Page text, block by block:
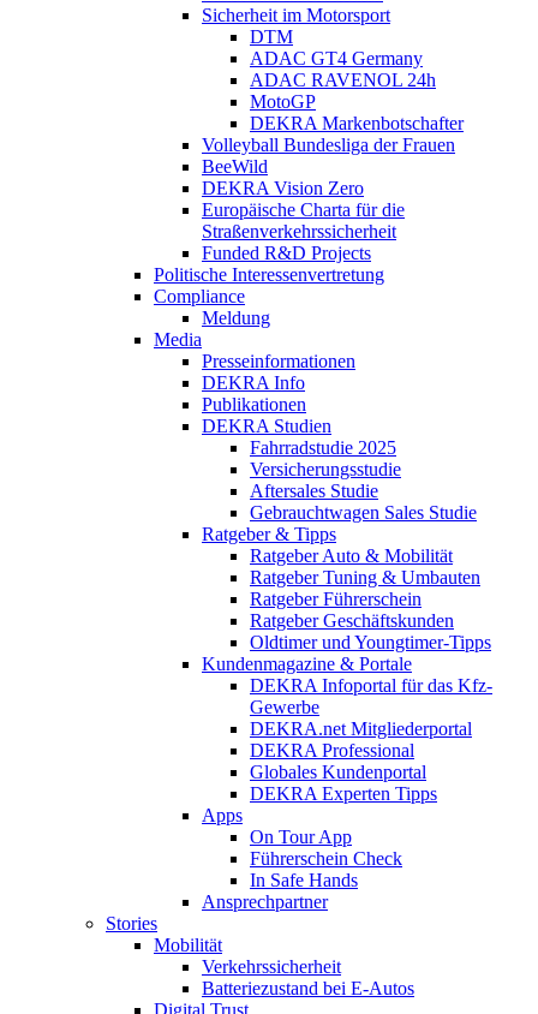
Sicherheit im Motorsport
DTM
ADAC GT4 Germany
ADAC RAVENOL 24h
MotoGP
DEKRA Markenbotschafter
Volleyball Bundesliga der Frauen
BeeWild
DEKRA Vision Zero
Europäische Charta für die
Straßenverkehrssicherheit
Funded R&D Projects
Politische Interessenvertretung
Compliance
Meldung
Media
Presseinformationen
DEKRA Info
Publikationen
DEKRA Studien
Fahrradstudie 2025
Versicherungsstudie
Aftersales Studie
Gebrauchtwagen Sales Studie
Ratgeber & Tipps
Ratgeber Auto & Mobilität
Ratgeber Tuning & Umbauten
Ratgeber Führerschein
Ratgeber Geschäftskunden
Oldtimer und Youngtimer-Tipps
Kundenmagazine & Portale
DEKRA Infoportal für das Kfz-
Gewerbe
DEKRA.net Mitgliederportal
DEKRA Professional
Globales Kundenportal
DEKRA Experten Tipps
Apps
On Tour App
Führerschein Check
In Safe Hands
Ansprechpartner
Stories
Mobilität
Verkehrssicherheit
Batteriezustand bei E-Autos
Digital Trust